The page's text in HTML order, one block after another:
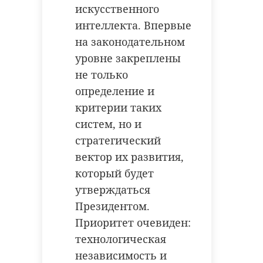
искусственного
интеллекта. Впервые
на законодательном
уровне закреплены
не только
определение и
критерии таких
систем, но и
стратегический
вектор их развития,
который будет
утверждаться
Президентом.
Приоритет очевиден:
технологическая
независимость и
День явления Тихвинской
иконы Божией Матери
Поделиться статьей:
РЕКОМЕНДУЕМ
Перминов:
Фото: 47 канал
тихвинская икона божией
матери